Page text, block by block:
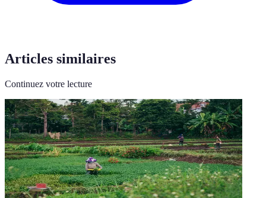
Articles similaires
Continuez votre lecture